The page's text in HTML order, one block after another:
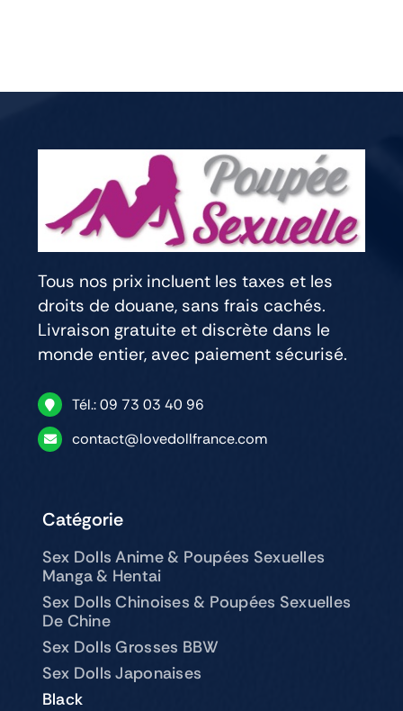
Tous nos prix incluent les taxes et les
droits de douane, sans frais cachés.
Livraison gratuite et discrète dans le
monde entier, avec paiement sécurisé.
Tél.: 09 73 03 40 96
contact@lovedollfrance.com
Catégorie
Sex Dolls Anime & Poupées Sexuelles
Manga & Hentai
Sex Dolls Chinoises & Poupées Sexuelles
De Chine
Sex Dolls Grosses BBW
Sex Dolls Japonaises
Black